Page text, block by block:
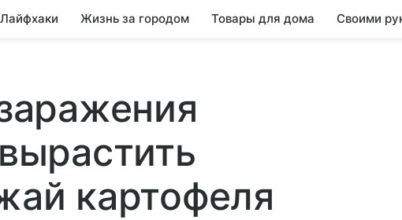
Лайфхаки Жизнь за городом Товары для дома Своими
картофеля